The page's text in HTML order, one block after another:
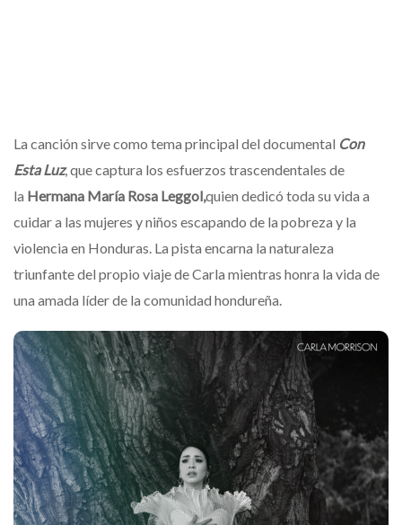
La canción sirve como tema principal del documental Con
Esta Luz, que captura los esfuerzos trascendentales de
la Hermana María Rosa Leggol,quien dedicó toda su vida a
cuidar a las mujeres y niños escapando de la pobreza y la
violencia en Honduras. La pista encarna la naturaleza
triunfante del propio viaje de Carla mientras honra la vida de
una amada líder de la comunidad hondureña.